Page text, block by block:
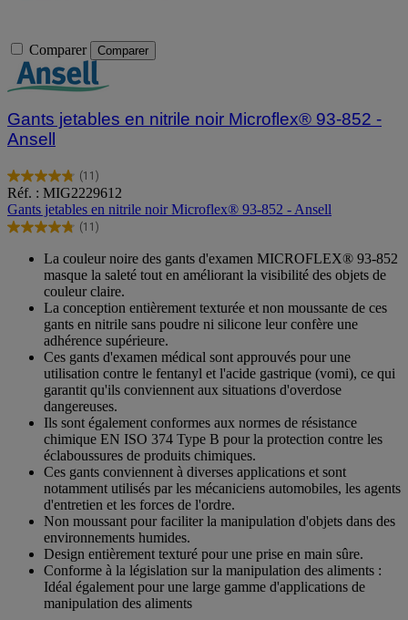
Comparer Comparer
Gants jetables en nitrile noir Microflex® 93-852 -
Ansell
(11)
4.8
sur
5
étoiles.
avis
Réf. : MIG2229612
Gants jetables en nitrile noir Microflex® 93-852 - Ansell
(11)
4.8
étoiles.
avis
La couleur noire des gants d'examen MICROFLEX® 93-852
masque la saleté tout en améliorant la visibilité des objets de
couleur claire.
La conception entièrement texturée et non moussante de ces
gants en nitrile sans poudre ni silicone leur confère une
adhérence supérieure.
Ces gants d'examen médical sont approuvés pour une
utilisation contre le fentanyl et l'acide gastrique (vomi), ce qui
garantit qu'ils conviennent aux situations d'overdose
dangereuses.
Ils sont également conformes aux normes de résistance
chimique EN ISO 374 Type B pour la protection contre les
éclaboussures de produits chimiques.
Ces gants conviennent à diverses applications et sont
notamment utilisés par les mécaniciens automobiles, les agents
d'entretien et les forces de l'ordre.
Non moussant pour faciliter la manipulation d'objets dans des
environnements humides.
Design entièrement texturé pour une prise en main sûre.
Conforme à la législation sur la manipulation des aliments :
Idéal également pour une large gamme d'applications de
manipulation des aliments